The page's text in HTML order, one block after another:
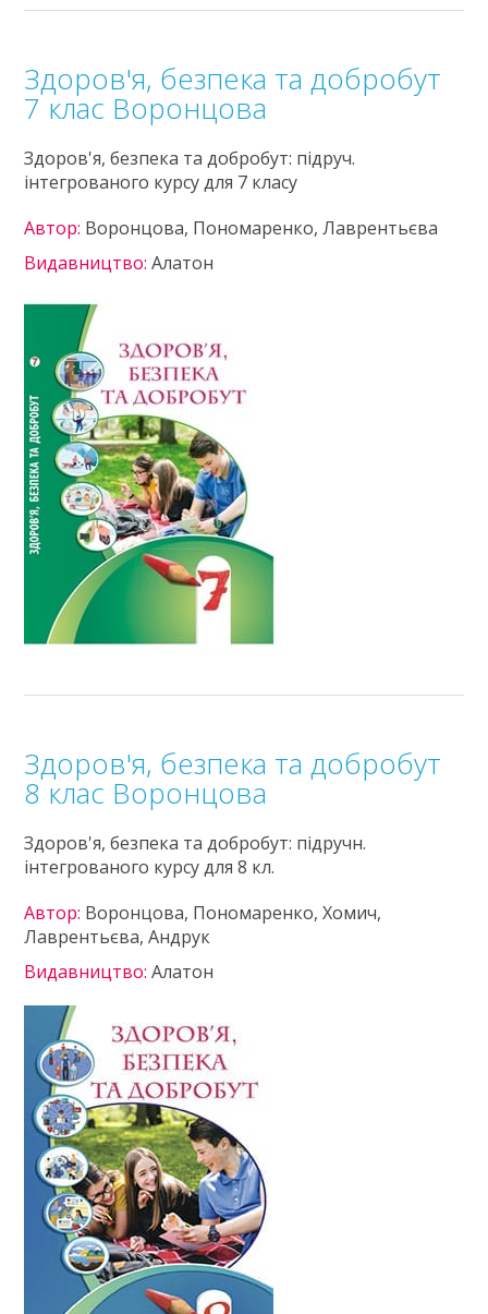
Здоров'я, безпека та добробут
7 клас Воронцова
Здоров'я, безпека та добробут: підруч.
інтегрованого курсу для 7 класу
Автор: Воронцова, Пономаренко, Лаврентьєва
Видавництво:Алатон
Здоров'я, безпека та добробут
8 клас Воронцова
Здоров'я, безпека та добробут: підручн.
інтегрованого курсу для 8 кл.
Автор: Воронцова, Пономаренко, Хомич,
Лаврентьєва, Андрук
Видавництво:Алатон